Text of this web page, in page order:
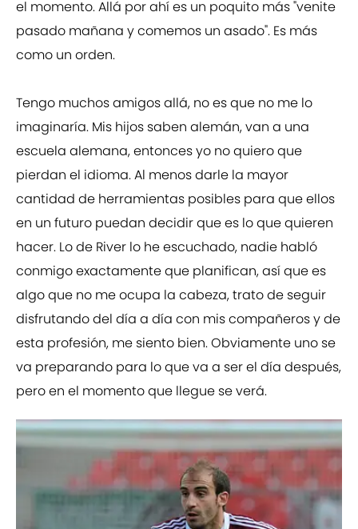
el momento. Allá por ahí es un poquito más "venite
pasado mañana y comemos un asado". Es más
como un orden.
Tengo muchos amigos allá, no es que no me lo
imaginaría. Mis hijos saben alemán, van a una
escuela alemana, entonces yo no quiero que
pierdan el idioma. Al menos darle la mayor
cantidad de herramientas posibles para que ellos
en un futuro puedan decidir que es lo que quieren
hacer. Lo de River lo he escuchado, nadie habló
conmigo exactamente que planifican, así que es
algo que no me ocupa la cabeza, trato de seguir
disfrutando del día a día con mis compañeros y de
esta profesión, me siento bien. Obviamente uno se
va preparando para lo que va a ser el día después,
pero en el momento que llegue se verá.